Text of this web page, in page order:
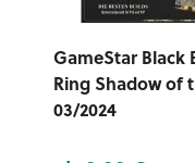
GameStar Black
Ring Shadow of
03/2024